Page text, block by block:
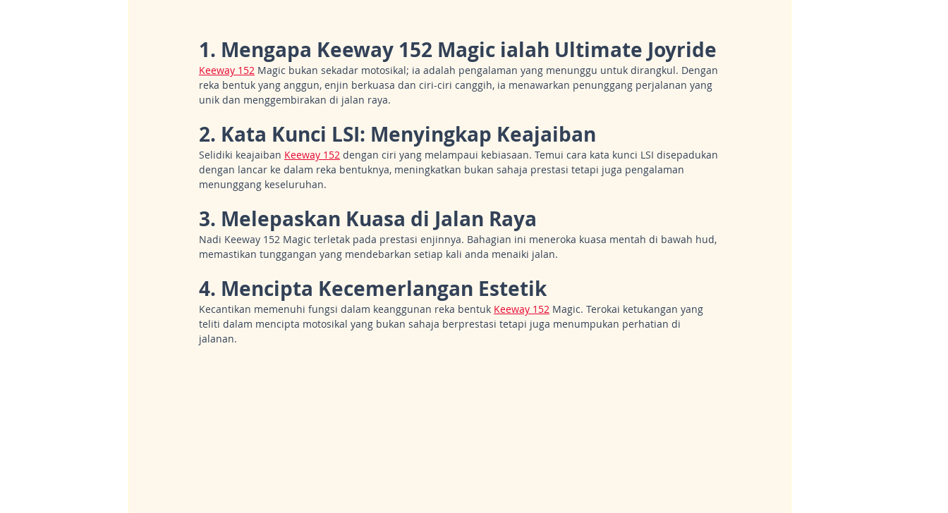
1. Mengapa Keeway 152 Magic ialah Ultimate Joyride
Keeway 152 Magic bukan sekadar motosikal; ia adalah pengalaman yang menunggu untuk dirangkul. Dengan
reka bentuk yang anggun, enjin berkuasa dan ciri-ciri canggih, ia menawarkan penunggang perjalanan yang
unik dan menggembirakan di jalan raya.
2. Kata Kunci LSI: Menyingkap Keajaiban
Selidiki keajaiban Keeway 152 dengan ciri yang melampaui kebiasaan. Temui cara kata kunci LSI disepadukan
dengan lancar ke dalam reka bentuknya, meningkatkan bukan sahaja prestasi tetapi juga pengalaman
menunggang keseluruhan.
3. Melepaskan Kuasa di Jalan Raya
Nadi Keeway 152 Magic terletak pada prestasi enjinnya. Bahagian ini meneroka kuasa mentah di bawah hud,
memastikan tunggangan yang mendebarkan setiap kali anda menaiki jalan.
4. Mencipta Kecemerlangan Estetik
Kecantikan memenuhi fungsi dalam keanggunan reka bentuk Keeway 152 Magic. Terokai ketukangan yang
teliti dalam mencipta motosikal yang bukan sahaja berprestasi tetapi juga menumpukan perhatian di
jalanan.